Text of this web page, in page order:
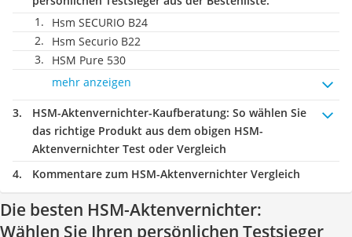
Hsm SECURIO B24
Hsm Securio B22
HSM Pure 530
mehr anzeigen
HSM-Aktenvernichter-Kaufberatung: So wählen Sie
das richtige Produkt aus dem obigen HSM-
Aktenvernichter Test oder Vergleich
Kommentare zum HSM-Aktenvernichter Vergleich
Die besten HSM-Aktenvernichter:
Wählen Sie Ihren persönlichen Testsieger